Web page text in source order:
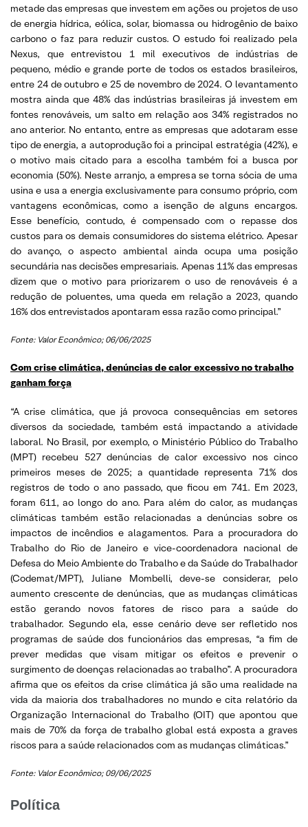
metade das empresas que investem em ações ou projetos de uso
de energia hídrica, eólica, solar, biomassa ou hidrogênio de baixo
carbono o faz para reduzir custos. O estudo foi realizado pela
Nexus, que entrevistou 1 mil executivos de indústrias de
pequeno, médio e grande porte de todos os estados brasileiros,
entre 24 de outubro e 25 de novembro de 2024. O levantamento
mostra ainda que 48% das indústrias brasileiras já investem em
fontes renováveis, um salto em relação aos 34% registrados no
ano anterior. No entanto, entre as empresas que adotaram esse
tipo de energia, a autoprodução foi a principal estratégia (42%), e
o motivo mais citado para a escolha também foi a busca por
economia (50%). Neste arranjo, a empresa se torna sócia de uma
usina e usa a energia exclusivamente para consumo próprio, com
vantagens econômicas, como a isenção de alguns encargos.
Esse benefício, contudo, é compensado com o repasse dos
custos para os demais consumidores do sistema elétrico. Apesar
do avanço, o aspecto ambiental ainda ocupa uma posição
secundária nas decisões empresariais. Apenas 11% das empresas
dizem que o motivo para priorizarem o uso de renováveis é a
redução de poluentes, uma queda em relação a 2023, quando
16% dos entrevistados apontaram essa razão como principal.”
Fonte: Valor Econômico; 06/06/2025
Com crise climática, denúncias de calor excessivo no trabalho
ganham força
“A crise climática, que já provoca consequências em setores
diversos da sociedade, também está impactando a atividade
laboral. No Brasil, por exemplo, o Ministério Público do Trabalho
(MPT) recebeu 527 denúncias de calor excessivo nos cinco
primeiros meses de 2025; a quantidade representa 71% dos
registros de todo o ano passado, que ficou em 741. Em 2023,
foram 611, ao longo do ano. Para além do calor, as mudanças
climáticas também estão relacionadas a denúncias sobre os
impactos de incêndios e alagamentos. Para a procuradora do
Trabalho do Rio de Janeiro e vice-coordenadora nacional de
Defesa do Meio Ambiente do Trabalho e da Saúde do Trabalhador
(Codemat/MPT), Juliane Mombelli, deve-se considerar, pelo
aumento crescente de denúncias, que as mudanças climáticas
estão gerando novos fatores de risco para a saúde do
trabalhador. Segundo ela, esse cenário deve ser refletido nos
programas de saúde dos funcionários das empresas, “a fim de
prever medidas que visam mitigar os efeitos e prevenir o
surgimento de doenças relacionadas ao trabalho”. A procuradora
afirma que os efeitos da crise climática já são uma realidade na
vida da maioria dos trabalhadores no mundo e cita relatório da
Organização Internacional do Trabalho (OIT) que apontou que
mais de 70% da força de trabalho global está exposta a graves
riscos para a saúde relacionados com as mudanças climáticas.”
Fonte: Valor Econômico; 09/06/2025
Política